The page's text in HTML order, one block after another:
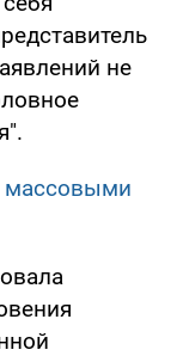
не
массовыми